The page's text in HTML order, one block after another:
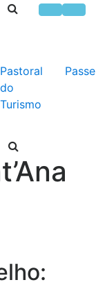
Pastoral
do
Turismo